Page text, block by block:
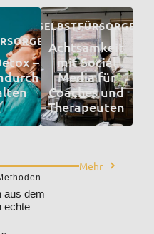
–
SELBSTFÜRSORGE
Achtsamkeit
mit Social
Media für
Coaches und
Therapeuten
Mehr
aus dem
echte